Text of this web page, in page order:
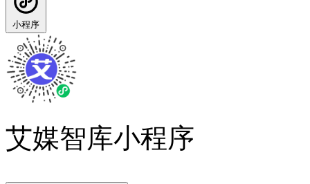
小程序
艾媒智库小程序